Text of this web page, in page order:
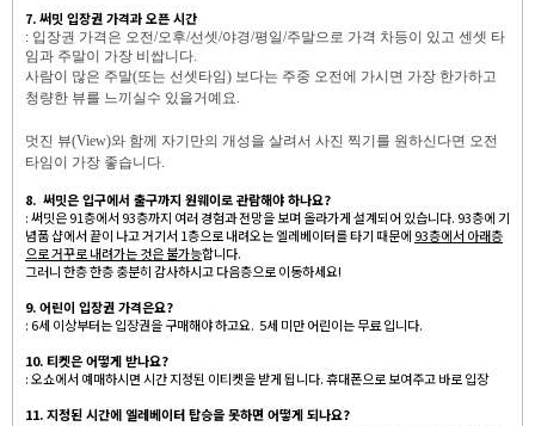
7. 써밋 입장권 가격과 오픈 시간
: 입장권 가격은 오전/오후/선셋/야경/평일/주말으로 가격 차등이 있고 센셋 타
임과 주말이 가장 비쌉니다.
사람이 많은 주말(또는 선셋타임) 보다는 주중 오전에 가시면 가장 한가하고
청량한 뷰를 느끼실수 있을거예요.
멋진 뷰(View)와 함께 자기만의 개성을 살려서 사진 찍기를 원하신다면 오전
타임이 가장 좋습니다.
8. 써밋은 입구에서 출구까지 원웨이로 관람해야 하나요?
: 써밋은 91층에서 93층까지 여러 경험과 전망을 보며 올라가게 설계되어 있습니다. 93층에 기
념품 샵에서 끝이 나고 거기서 1층으로 내려오는 엘레베이터를 타기 때문에 93층에서 아래층
으로 거꾸로 내려가는 것은 불가능합니다.
그러니 한층 한층 충분히 감사하시고 다음층으로 이동하세요!
9. 어린이 입장권 가격은요?
: 6세 이상부터는 입장권을 구매해야 하고요. 5세 미만 어린이는 무료 입니다.
10. 티켓은 어떻게 받나요?
: 오쇼에서 예매하시면 시간 지정된 이티켓을 받게 됩니다. 휴대폰으로 보여주고 바로 입장
11. 지정된 시간에 엘레베이터 탑승을 못하면 어떻게 되나요?